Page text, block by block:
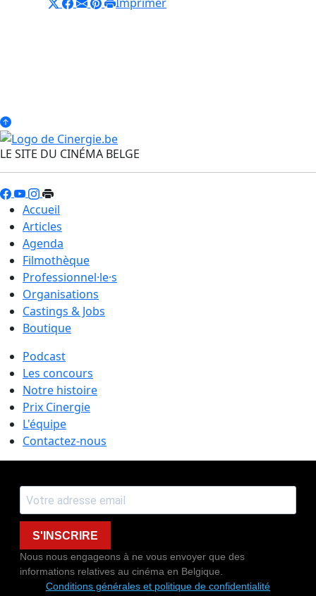
LE SITE DU CINÉMA BELGE
Accueil
Articles
Agenda
Filmothèque
Professionnel·le·s
Organisations
Castings & Jobs
Boutique
Podcast
Les concours
Notre histoire
Prix Cinergie
L'équipe
Contactez-nous
S'INSCRIRE
Nous nous engageons à ne vous envoyer que des
informations relatives au cinéma en Belgique.
Conditions générales et politique de confidentialité